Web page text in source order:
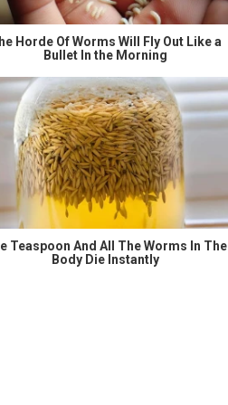
Horde Of Worms Will Fly Out Like a
Bullet In the Morning
Teaspoon And All The Worms In The
Body Die Instantly